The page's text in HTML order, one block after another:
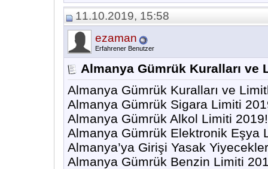
11.10.2019, 15:58
ezaman
Erfahrener Benutzer
Almanya Gümrük Kuralları ve
Almanya Gümrük Kuralları ve
Almanya Gümrük Sigara Limiti
Almanya Gümrük Alkol Limiti 2019!
Almanya Gümrük Elektronik Eşya
Almanya’ya Girişi Yasak Yiyecekler
Almanya Gümrük Benzin Limiti